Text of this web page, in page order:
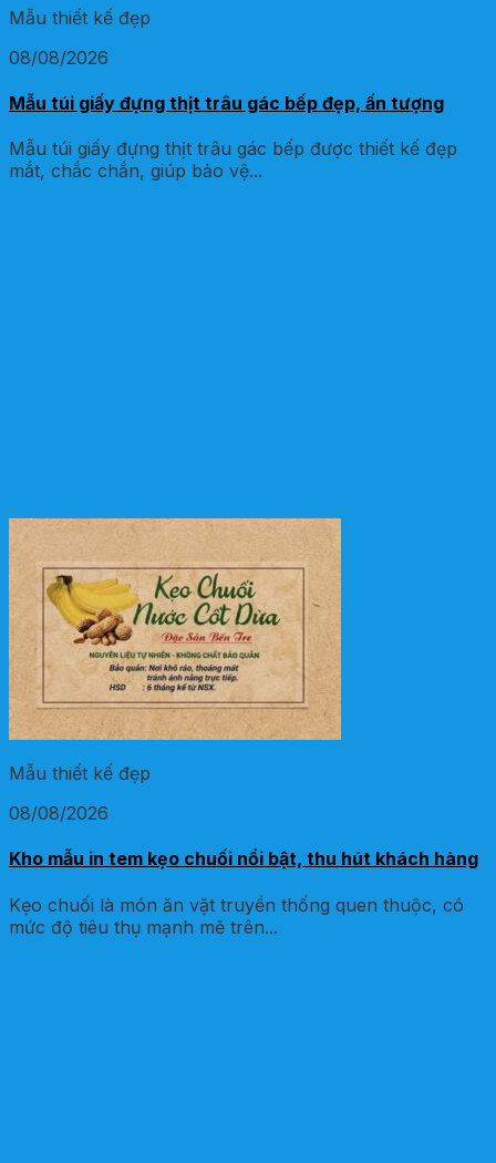
Mẫu thiết kế đẹp
08/08/2026
Mẫu túi giấy đựng thịt trâu gác bếp đẹp, ấn tượng
Mẫu túi giấy đựng thịt trâu gác bếp được thiết kế đẹp
mắt, chắc chắn, giúp bảo vệ...
Mẫu thiết kế đẹp
08/08/2026
Kho mẫu in tem kẹo chuối nổi bật, thu hút khách hàng
Kẹo chuối là món ăn vặt truyền thống quen thuộc, có
mức độ tiêu thụ mạnh mẽ trên...